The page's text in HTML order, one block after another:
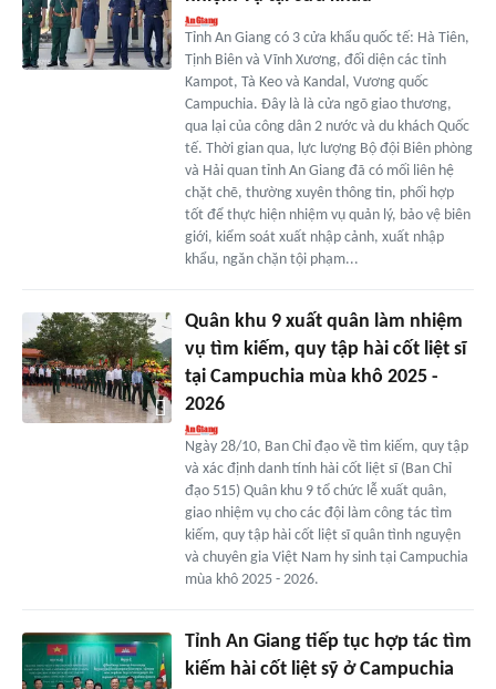
Tỉnh An Giang có 3 cửa khẩu quốc tế: Hà Tiên,
Tịnh Biên và Vĩnh Xương, đối diện các tỉnh
Kampot, Tà Keo và Kandal, Vương quốc
Campuchia. Đây là là cửa ngõ giao thương,
qua lại của công dân 2 nước và du khách Quốc
tế. Thời gian qua, lực lượng Bộ đội Biên phòng
và Hải quan tỉnh An Giang đã có mối liên hệ
chặt chẽ, thường xuyên thông tin, phối hợp
tốt để thực hiện nhiệm vụ quản lý, bảo vệ biên
giới, kiểm soát xuất nhập cảnh, xuất nhập
khẩu, ngăn chặn tội phạm...
Quân khu 9 xuất quân làm nhiệm
vụ tìm kiếm, quy tập hài cốt liệt sĩ
tại Campuchia mùa khô 2025 -
2026
Ngày 28/10, Ban Chỉ đạo về tìm kiếm, quy tập
và xác định danh tính hài cốt liệt sĩ (Ban Chỉ
đạo 515) Quân khu 9 tổ chức lễ xuất quân,
giao nhiệm vụ cho các đội làm công tác tìm
kiếm, quy tập hài cốt liệt sĩ quân tình nguyện
và chuyên gia Việt Nam hy sinh tại Campuchia
mùa khô 2025 - 2026.
Tỉnh An Giang tiếp tục hợp tác tìm
kiếm hài cốt liệt sỹ ở Campuchia